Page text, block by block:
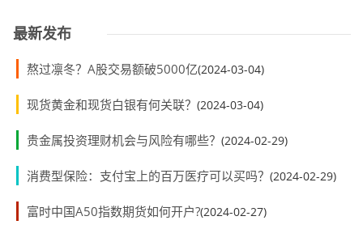
最新发布
熬过凛冬？A股交易额破5000亿(2024-03-04)
现货黄金和现货白银有何关联？ (2024-03-04)
贵金属投资理财机会与风险有哪些？ (2024-02-29)
消费型保险：支付宝上的百万医疗可以买吗？ (2024-02-29)
富时中国A50指数期货如何开户?(2024-02-27)